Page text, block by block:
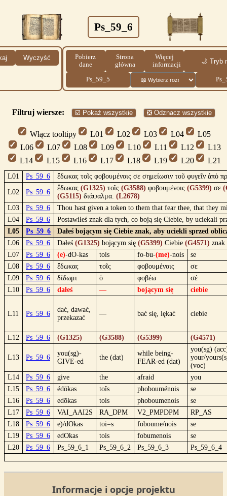
Ps_59_6
Wyczyść
Pobierz
dane
Strona
główna
Więcej
informacji
🌙 Tryb
Ps_59_5
Filtruj wiersze: ☑️ Pokaż wszystkie ❎ Odznacz wszystkie
Włącz tooltipy L01 L02 L03 L04
L05
L06
L07 L08 L09 L10 L11 L12
L13
L14
L15 L16 L17 L18 L19 L20 L21
L01 Ps_59_6 ἔδωκας τοῖς φοβουμένοις σε σημείωσιν τοῦ φυγεῖν ἀπὸ
L02 Ps_59_6
ἔδωκας (G1325) τοῖς (G3588) φοβουμένοις (G5399) σε
(G5115) διάψαλμα. (L2678)
L03
Ps_59_6
Thou hast given a token to them that fear thee, that they
L04
Ps_59_6
Postawiłeś znak dla tych, co boją się Ciebie, by uciekali
L05
Ps_59_6
Dałeś bojącym się Ciebie znak, aby uciekli sprzed
L06
Ps_59_6 Dałeś (G1325) bojącym się (G5399) Ciebie (G4571) znak
L07
Ps_59_6 (e)-dO-kas tois fo-bu-(me)-nois
se
L08
Ps_59_6 ἔδωκας τοῖς φοβουμένοις
σε
L09
Ps_59_6 δίδωμι ὁ φοβέω
σέ
L10
Ps_59_6 dałeś — bojącym się ciebie
L11 Ps_59_6
dać, dawać,
przekazać
— bać się, lękać ciebie
L12 Ps_59_6 (G1325) (G3588) (G5399) (G4571)
L13 Ps_59_6
you(sg)-
GIVE-ed
the (dat)
while being-
FEAR-ed (dat)
you(sg)
your/
(voc)
L14
Ps_59_6 give the afraid
you
L15
Ps_59_6 édōkas toîs phobouménois
se
L16
Ps_59_6 edōkas tois phoboumenois
se
L17
Ps_59_6 VAI_AAI2S RA_DPM V2_PMPDPM
RP_AS
L18
Ps_59_6 e)/dOkas toi=s foboume/nois
se
L19
Ps_59_6 edOkas tois fobumenois
se
L20
Ps_59_6 Ps_59_6_1 Ps_59_6_2 Ps_59_6_3 Ps_59_6_4
Informacje i opcje projektu